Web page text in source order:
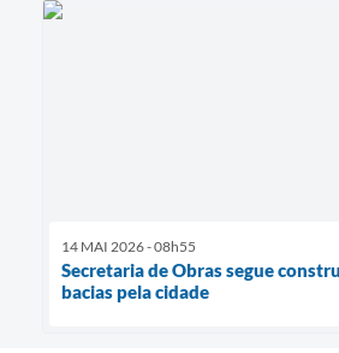
14 MAI 2026 - 08h55
Secretaria de Obras segue
bacias pela cidade